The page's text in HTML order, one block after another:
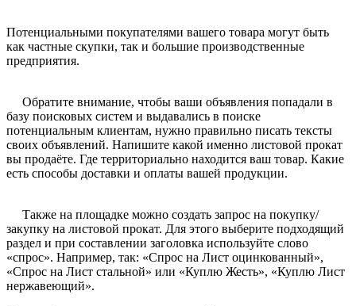
Потенциальными покупателями вашего товара могут быть
как частные скупки, так и большие производственные
предприятия.
Обратите внимание, чтобы ваши объявления попадали в
базу поисковых систем и выдавались в поиске
потенциальным клиентам, нужно правильно писать тексты
своих объявлений. Напишите какой именно листовой прокат
вы продаёте. Где территориально находится ваш товар. Какие
есть способы доставки и оплаты вашей продукции.
Также на площадке можно создать запрос на покупку/
закупку на листовой прокат. Для этого выберите подходящий
раздел и при составлении заголовка используйте слово
«спрос». Например, так: «Спрос на Лист оцинкованный»,
«Спрос на Лист стальной» или «Куплю Жесть», «Куплю Лист
нержавеющий».